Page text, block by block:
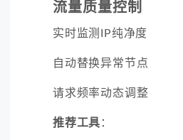
流量质量控制
实时监测IP纯净度
自动替换异常节点
请求频率动态调整
推荐工具 ：